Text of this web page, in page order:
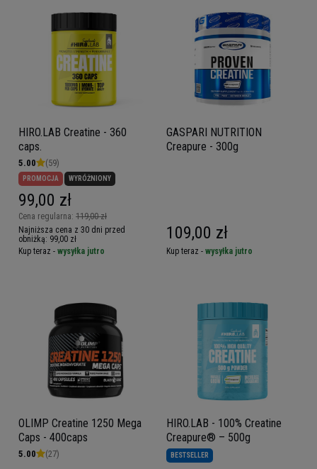
HIRO.LAB Creatine - 360
caps.
5.00 (59)
PROMOCJA WYRÓŻNIONY
Cena regularna: 119,00 zł
99,00 zł
Najniższa cena z 30 dni przed
obniżką: 99,00 zł
Kup teraz - wysyłka jutro
GASPARI NUTRITION
Creapure - 300g
109,00 zł
Kup teraz - wysyłka jutro
OLIMP Creatine 1250 Mega
Caps - 400caps
5.00 (27)
HIRO.LAB - 100% Creatine
Creapure® – 500g
BESTSELLER